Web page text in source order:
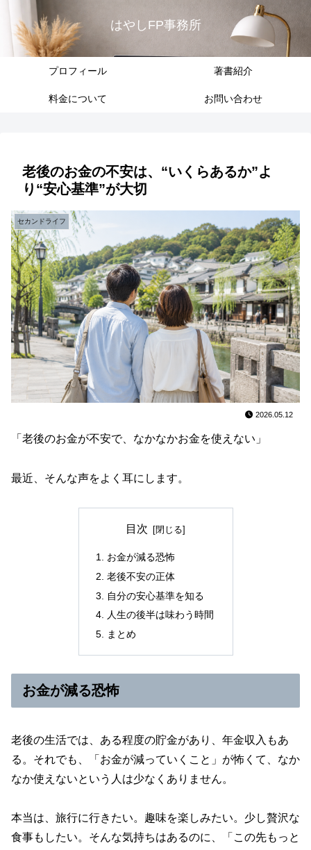
はやしFP事務所
プロフィール 著書紹介
料金について お問い合わせ
老後のお金の不安は、“いくらあるか”よ
り“安心基準”が大切
セカンドライフ
2026.05.12
「老後のお金が不安で、なかなかお金を使えない」
最近、そんな声をよく耳にします。
目次
お金が減る恐怖
老後不安の正体
自分の安心基準を知る
人生の後半は味わう時間
まとめ
お金が減る恐怖
老後の生活では、ある程度の貯金があり、年金収入もあ
る。それでも、「お金が減っていくこと」が怖くて、なか
なか使えないという人は少なくありません。
本当は、旅行に行きたい。趣味を楽しみたい。少し贅沢な
食事もしたい。そんな気持ちはあるのに、「この先もっと